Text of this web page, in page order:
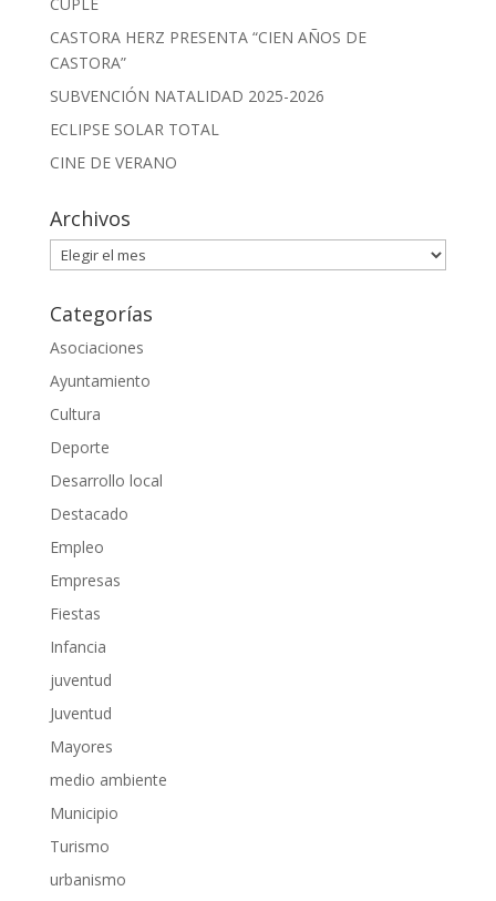
CASTORA HERZ PRESENTA “CIEN AÑOS DE
CASTORA”
SUBVENCIÓN NATALIDAD 2025-2026
ECLIPSE SOLAR TOTAL
CINE DE VERANO
Archivos
Archivos
Categorías
Asociaciones
Ayuntamiento
Cultura
Deporte
Desarrollo local
Destacado
Empleo
Empresas
Fiestas
Infancia
juventud
Juventud
Mayores
medio ambiente
Municipio
Turismo
urbanismo